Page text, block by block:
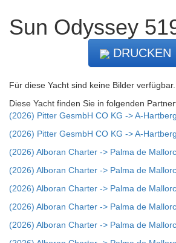
Sun Odyssey
DRUCKEN
Für diese Yacht sind keine Bilder verfügbar.
Diese Yacht finden Sie in folgenden
(2026) Pitter GesmbH CO KG -> A-Hartberg
(2026) Pitter GesmbH CO KG -> A-Hartberg
(2026) Alboran Charter -> Palma de
(2026) Alboran Charter -> Palma de
(2026) Alboran Charter -> Palma de
(2026) Alboran Charter -> Palma de
(2026) Alboran Charter -> Palma de